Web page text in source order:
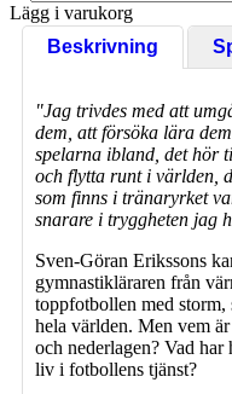
Lägg i varukorg
Beskrivning
"Jag trivdes med att
dem, att försöka lära
spelarna ibland, det hör
och flytta runt i världen,
som finns i tränaryrket
snarare i tryggheten jag
Sven-Göran Erikssons
gymnastikläraren från
toppfotbollen med
hela världen. Men vem
och nederlagen? Vad
liv i fotbollens tjänst?